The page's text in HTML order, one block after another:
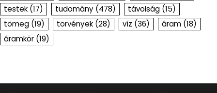
testek (17) tudomány (478) távolság (15)
tömeg (19) törvények (28) víz (36) áram (18)
áramkör (19)